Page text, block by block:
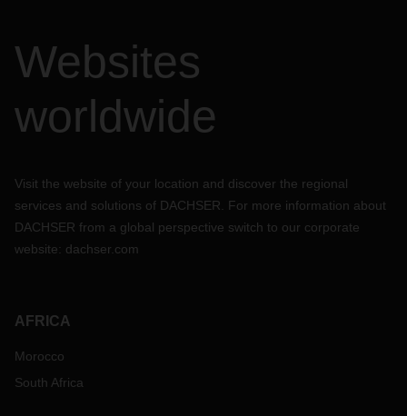
Websites
worldwide
Visit the website of your location and discover the regional
services and solutions of DACHSER. For more information about
DACHSER from a global perspective switch to our corporate
website: dachser.com
AFRICA
Morocco
South Africa